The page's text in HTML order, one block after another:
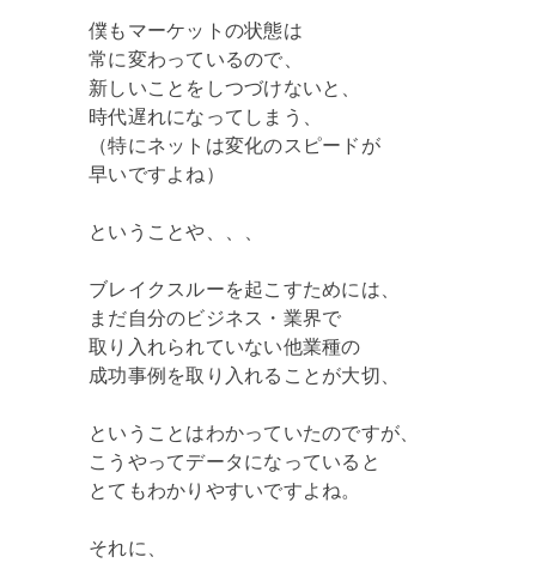
僕もマーケットの状態は
常に変わっているので、
新しいことをしつづけないと、
時代遅れになってしまう、
（特にネットは変化のスピードが
早いですよね）
ということや、、、
ブレイクスルーを起こすためには、
まだ自分のビジネス・業界で
取り入れられていない他業種の
成功事例を取り入れることが大切、
ということはわかっていたのですが、
こうやってデータになっていると
とてもわかりやすいですよね。
それに、